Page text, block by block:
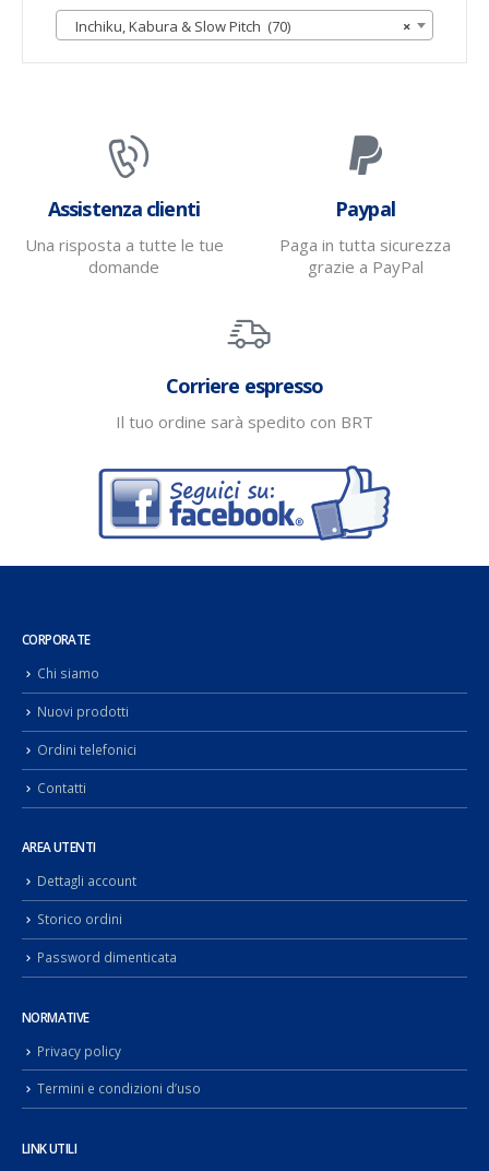
×
Inchiku, Kabura & Slow Pitch (70)
Assistenza clienti
Una risposta a tutte le tue
domande
Paypal
Paga in tutta sicurezza
grazie a PayPal
Corriere espresso
Il tuo ordine sarà spedito con BRT
CORPORATE
Chi siamo
Nuovi prodotti
Ordini telefonici
Contatti
AREA UTENTI
Dettagli account
Storico ordini
Password dimenticata
NORMATIVE
Privacy policy
Termini e condizioni d’uso
LINK UTILI